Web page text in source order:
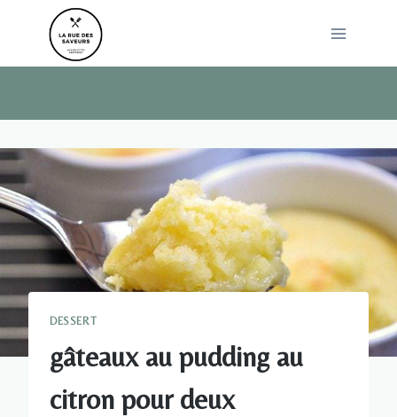
DESSERT
gâteaux au pudding au
citron pour deux